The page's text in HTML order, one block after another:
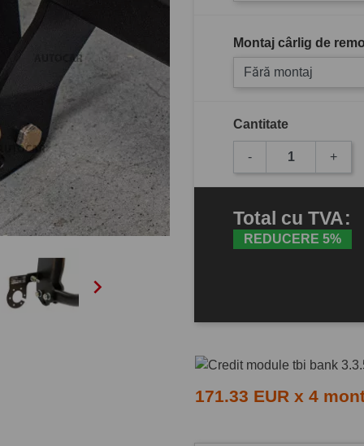

Montaj cârlig de
Fără montaj
Cantitate
- +
Total cu TVA:
REDUCERE 5%
171.33 EUR x 4